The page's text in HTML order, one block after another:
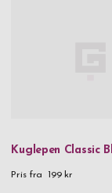
Kuglepen Classic
Pris fra 199 kr